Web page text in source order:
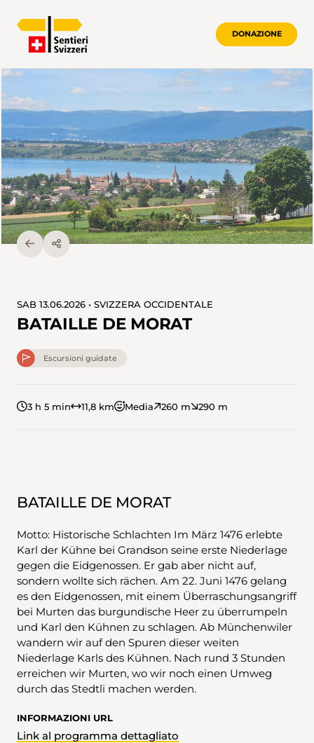
DONAZIONE
SAB 13.06.2026 • SVIZZERA OCCIDENTALE
BATAILLE DE MORAT
Escursioni guidate
3 h 5 min 11,8 km Media 260 m 290 m
BATAILLE DE MORAT
Motto: Historische Schlachten Im März 1476 erlebte
Karl der Kühne bei Grandson seine erste Niederlage
gegen die Eidgenossen. Er gab aber nicht auf,
sondern wollte sich rächen. Am 22. Juni 1476 gelang
es den Eidgenossen, mit einem Überraschungsangriff
bei Murten das burgundische Heer zu überrumpeln
und Karl den Kühnen zu schlagen. Ab Münchenwiler
wandern wir auf den Spuren dieser weiten
Niederlage Karls des Kühnen. Nach rund 3 Stunden
erreichen wir Murten, wo wir noch einen Umweg
durch das Stedtli machen werden.
INFORMAZIONI URL
Link al programma dettagliato